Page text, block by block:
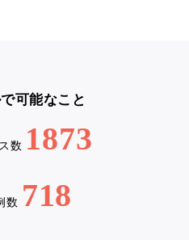
可能なこと
数 1873
数 718